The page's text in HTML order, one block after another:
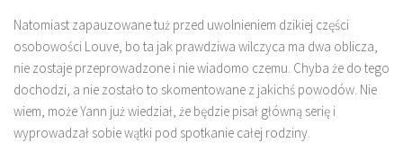
Natomiast zapauzowane tuż przed uwolnieniem dzikiej części
osobowości Louve, bo ta jak prawdziwa wilczyca ma dwa oblicza,
nie zostaje przeprowadzone i nie wiadomo czemu. Chyba że do tego
dochodzi, a nie zostało to skomentowane z jakichś powodów. Nie
wiem, może Yann już wiedział, że będzie pisał główną serię i
wyprowadzał sobie wątki pod spotkanie całej rodziny.